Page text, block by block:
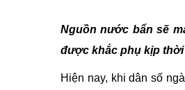
Nguồn nước bẩn sẽ
được khắc phụ kịp thời
Hiện nay, khi dân số